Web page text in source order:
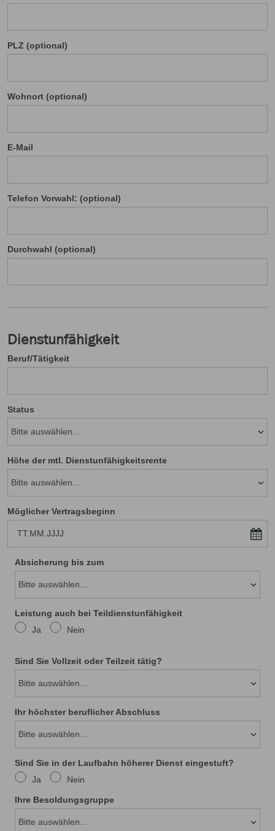
PLZ (optional)
Wohnort (optional)
E-Mail
Telefon Vorwahl: (optional)
Durchwahl (optional)
Dienstunfähigkeit
Beruf/Tätigkeit
Status
Höhe der mtl. Dienstunfähigkeitsrente
Möglicher Vertragsbeginn
Absicherung bis zum
Leistung auch bei Teildienstunfähigkeit
Ja
Nein
Sind Sie Vollzeit oder Teilzeit tätig?
Ihr höchster beruflicher Abschluss
Sind Sie in der Laufbahn höherer Dienst eingestuft?
Ja
Nein
Ihre Besoldungsgruppe